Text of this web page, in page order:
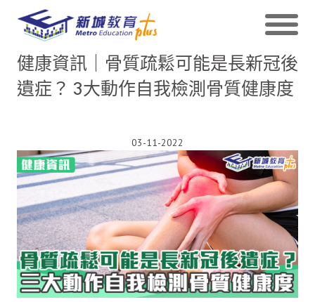
健康資訊｜骨質疏鬆可能是長新冠後
遺症？ 3大動作自我檢測骨質健康度
03-11-2022